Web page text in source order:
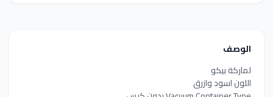
الوصف
لماركة بيكو
اللون اسود وازرق